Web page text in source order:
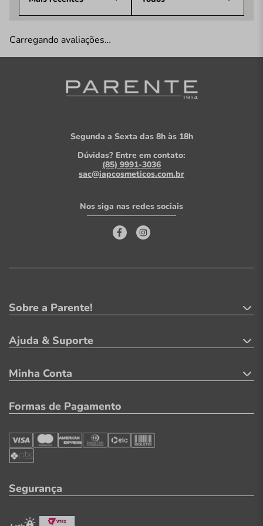
Carregando avaliações…
Segunda a Sexta das 8h às 18h
Dúvidas? Entre em contato:
(85) 9991-3036
sac@iapcosmeticos.com.br
Nos siga nas redes sociais
Sobre a Parente!
Ajuda & Suporte
Minha Conta
Formas de Pagamento
Segurança